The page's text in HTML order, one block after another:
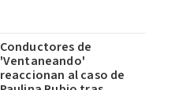
Conductores de
'Ventaneando'
reaccionan al caso de